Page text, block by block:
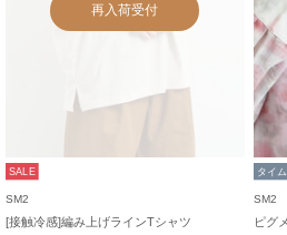
再入荷受付
SALE
SM2
[接触冷感]編み上げラインTシャツ
タイ
SM2
ピグ